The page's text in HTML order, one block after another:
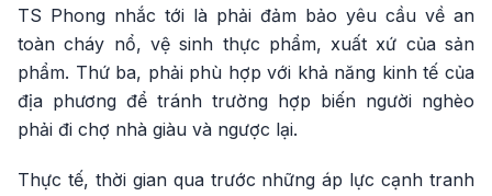
TS Phong nhắc tới là phải đảm bảo yêu cầu về an
toàn cháy nổ, vệ sinh thực phẩm, xuất xứ của sản
phẩm. Thứ ba, phải phù hợp với khả năng kinh tế của
địa phương để tránh trường hợp biến người nghèo
phải đi chợ nhà giàu và ngược lại.
Thực tế, thời gian qua trước những áp lực cạnh tranh